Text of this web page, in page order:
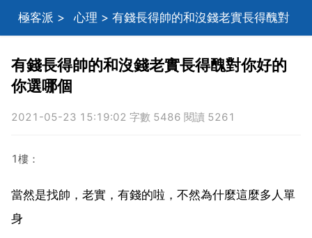
極客派 > 心理 > 有錢長得帥的和沒錢老實長得醜對
有錢長得帥的和沒錢老實長得醜對你好的
你選哪個
2021-05-23 15:19:02 字數 5486 閱讀 5261
1樓：
當然是找帥，老實，有錢的啦，不然為什麼這麼多人單
身